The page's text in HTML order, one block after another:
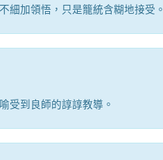
細加領悟，只是籠統含糊地接受。
受到良師的諄諄教導。